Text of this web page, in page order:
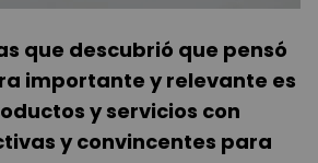
que descubrió que pensó
importante y relevante es
y servicios con
y convincentes para